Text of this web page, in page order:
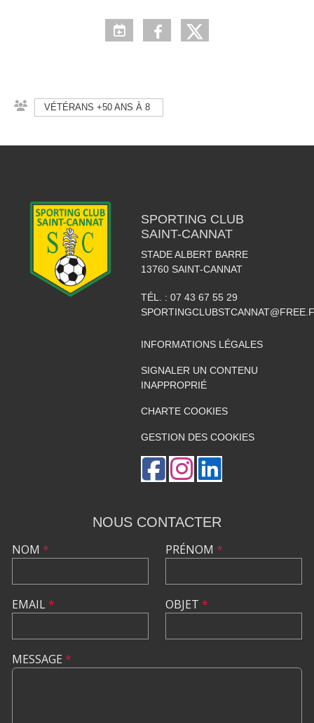
VÉTÉRANS +50 ANS À 8
SPORTING CLUB
SAINT-CANNAT
STADE ALBERT BARRE
13760 SAINT-CANNAT
TÉL. : 07 43 67 55 29
INFORMATIONS LÉGALES
SIGNALER UN CONTENU
INAPPROPRIÉ
CHARTE COOKIES
GESTION DES COOKIES
NOUS CONTACTER
NOM *
EMAIL*
PRÉNOM *
OBJET *
MESSAGE *